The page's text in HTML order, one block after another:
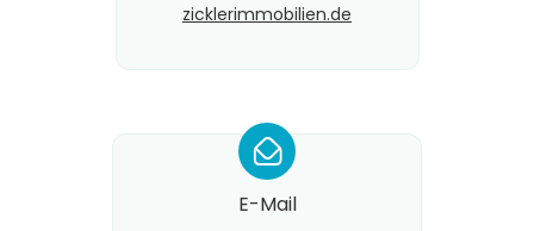
zicklerimmobilien.de
*
E-Mail